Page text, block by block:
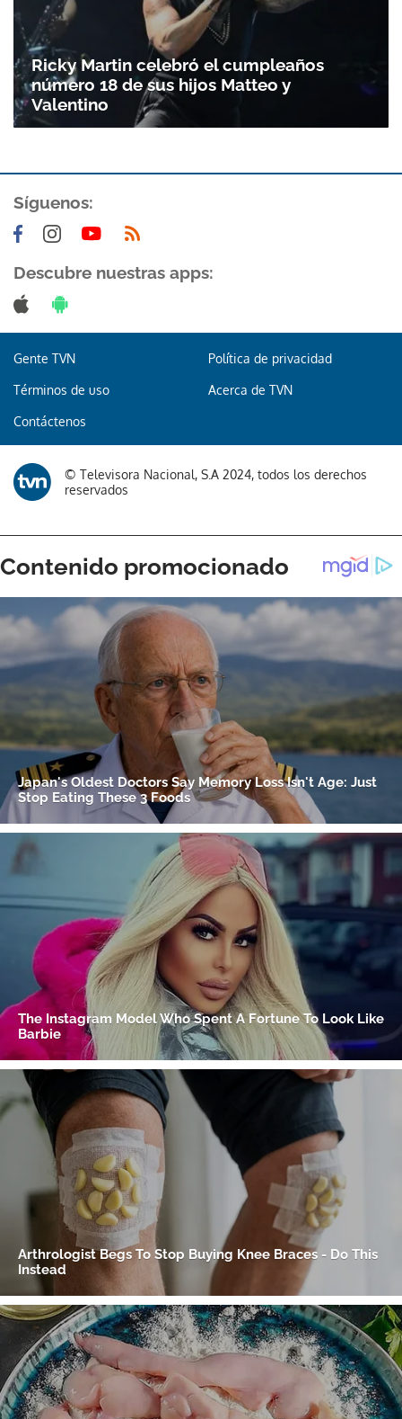
Gracias por suscribirte a nuestro boletín.
Ricky Martin celebró el cumpleaños
número 18 de sus hijos Matteo y
Valentino
Síguenos:
Descubre nuestras apps:
Gente TVN Política de privacidad
Términos de uso Acerca de TVN
Contáctenos
© Televisora Nacional, S.A 2024, todos los derechos
reservados